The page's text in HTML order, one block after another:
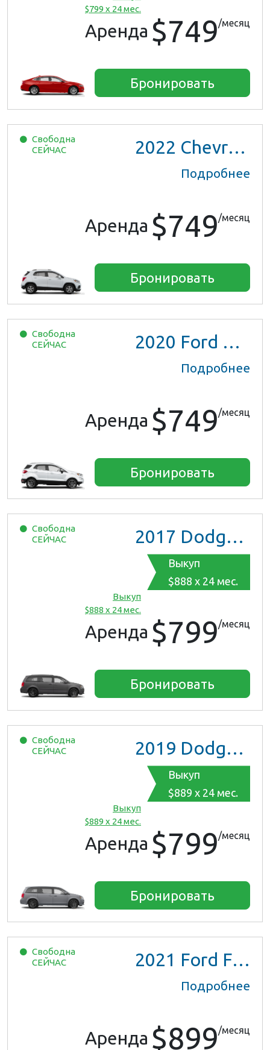
$799 x 24 мес.
Аренда $749/месяц
Бронировать
Свободна
СЕЙЧАС
2022 Chevrolet Trax LS
Подробнее
Аренда $749/месяц
Бронировать
Свободна
СЕЙЧАС
2020 Ford EcoSport
Подробнее
Аренда $749/месяц
Бронировать
Свободна
СЕЙЧАС
2017 Dodge Grand Caravan GT
Выкуп
$888 x 24 мес.
Выкуп
$888 x 24 мес.
Аренда $799/месяц
Бронировать
Свободна
СЕЙЧАС
2019 Dodge Grand Caravan
Выкуп
$889 x 24 мес.
Выкуп
$889 x 24 мес.
Аренда $799/месяц
Бронировать
Свободна
СЕЙЧАС
2021 Ford F150 XL Ext Cab
Подробнее
Аренда $899/месяц